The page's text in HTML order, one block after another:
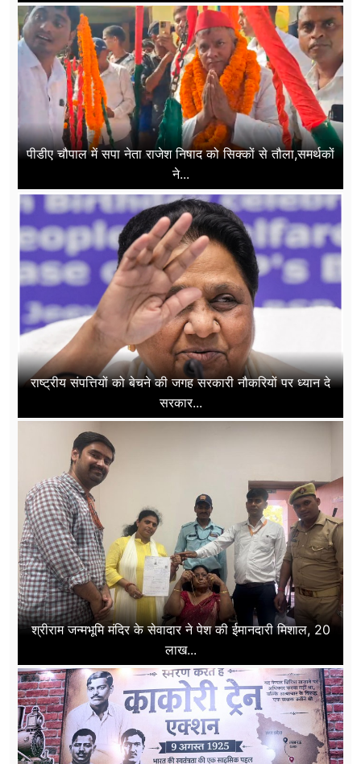
पीडीए चौपाल में सपा नेता राजेश निषाद को सिक्कों से तौला,समर्थकों
ने...
राष्ट्रीय संपत्तियों को बेचने की जगह सरकारी नौकरियों पर ध्यान दे
सरकार...
श्रीराम जन्मभूमि मंदिर के सेवादार ने पेश की ईमानदारी मिशाल, 20
लाख...